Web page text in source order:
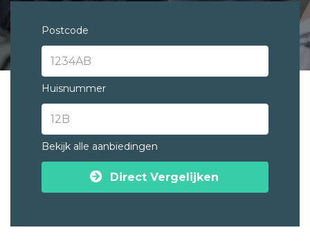
Postcode
Huisnummer
Bekijk alle aanbiedingen
Direct Vergelijken